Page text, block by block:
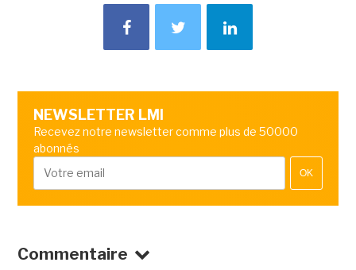
NEWSLETTER LMI
Recevez notre newsletter comme plus de 50000
abonnés
OK
Commentaire